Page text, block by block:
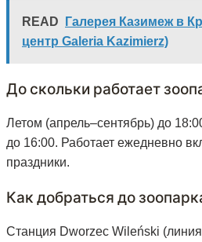
READ
Галерея Казимеж в
центр Galeria Kazimierz)
До скольки работает
Летом (апрель–сентябрь) до
до 16:00. Работает ежедневно
праздники.
Как добраться до
Станция Dworzec Wileński